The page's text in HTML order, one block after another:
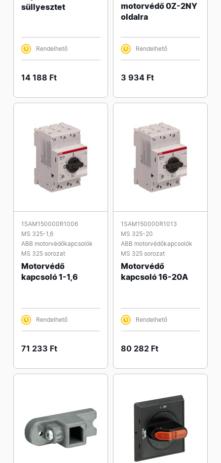
süllyesztet
Rendelhető
14 188 Ft
motorvédő 0Z-2NY
oldalra
Rendelhető
3 934 Ft
1SAM150000R1006
MS 325-1,6
ABB motorvédőkapcsolók
MS 325 sorozat
Motorvédő
kapcsoló 1-1,6
Rendelhető
71 233 Ft
1SAM150000R1013
MS 325-20
ABB motorvédőkapcsolók
MS 325 sorozat
Motorvédő
kapcsoló 16-20A
Rendelhető
80 282 Ft